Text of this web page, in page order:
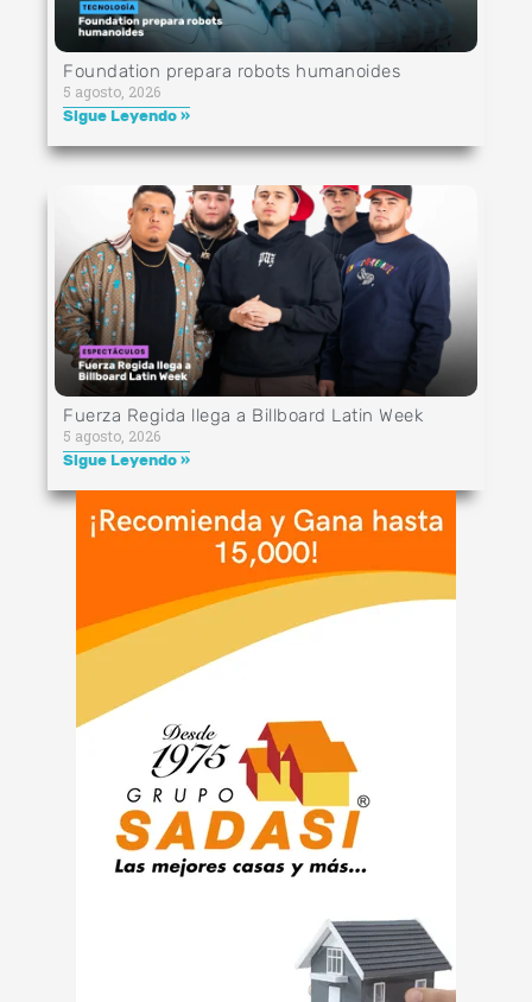
Foundation prepara robots humanoides
5 agosto, 2026
Sigue Leyendo »
Fuerza Regida llega a Billboard Latin Week
5 agosto, 2026
Sigue Leyendo »